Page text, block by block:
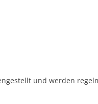
und werden